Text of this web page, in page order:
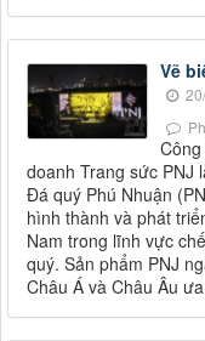
Vẽ
doanh Trang sức PNJ
Đá quý Phú Nhuận
hình thành và phát
Nam trong lĩnh vực
quý. Sản phẩm PNJ
Châu Á và Châu Âu